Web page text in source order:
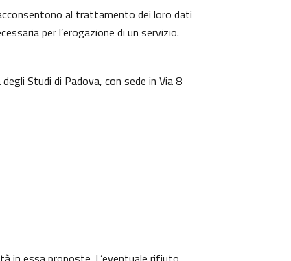
al trattamento dei loro dati
per l’erogazione di un servizio.
Studi di Padova, con sede in Via 8